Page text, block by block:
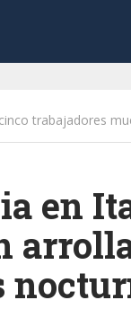
trabajadores
en